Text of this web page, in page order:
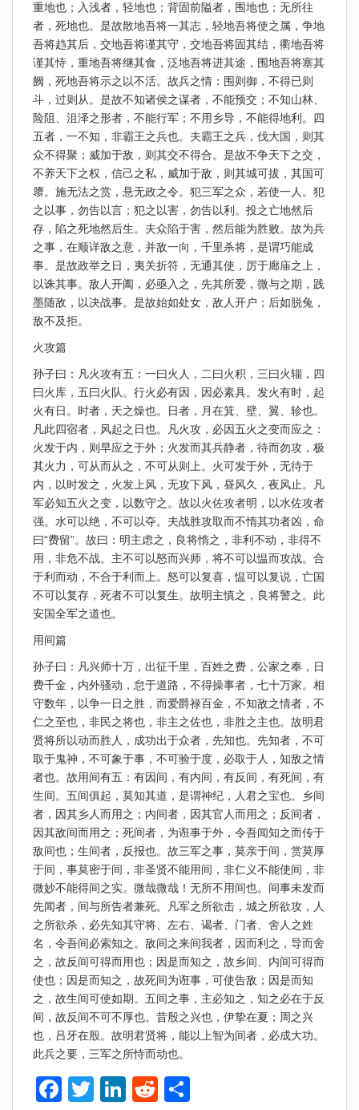
重地也；入浅者，轻地也；背固前隘者，围地也；无所往
者，死地也。是故散地吾将一其志，轻地吾将使之属，争地
吾将趋其后，交地吾将谨其守，交地吾将固其结，衢地吾将
谨其恃，重地吾将继其食，泛地吾将进其途，围地吾将塞其
阙，死地吾将示之以不活。故兵之情：围则御，不得已则
斗，过则从。是故不知诸侯之谋者，不能预交；不知山林、
险阻、沮泽之形者，不能行军；不用乡导，不能得地利。四
五者，一不知，非霸王之兵也。夫霸王之兵，伐大国，则其
众不得聚；威加于敌，则其交不得合。是故不争天下之交，
不养天下之权，信己之私，威加于敌，则其城可拔，其国可
隳。施无法之赏，悬无政之令。犯三军之众，若使一人。犯
之以事，勿告以言；犯之以害，勿告以利。投之亡地然后
存，陷之死地然后生。夫众陷于害，然后能为胜败。故为兵
之事，在顺详敌之意，并敌一向，千里杀将，是谓巧能成
事。是故政举之日，夷关折符，无通其使，厉于廊庙之上，
以诛其事。敌人开阖，必亟入之，先其所爱，微与之期，践
墨随敌，以决战事。是故始如处女，敌人开户；后如脱兔，
敌不及拒。
火攻篇
孙子曰：凡火攻有五：一曰火人，二曰火积，三曰火辎，四
曰火库，五曰火队。行火必有因，因必素具。发火有时，起
火有日。时者，天之燥也。日者，月在箕、壁、翼、轸也。
凡此四宿者，风起之日也。凡火攻，必因五火之变而应之：
火发于内，则早应之于外；火发而其兵静者，待而勿攻，极
其火力，可从而从之，不可从则上。火可发于外，无待于
内，以时发之，火发上风，无攻下风，昼风久，夜风止。凡
军必知五火之变，以数守之。故以火佐攻者明，以水佐攻者
强。水可以绝，不可以夺。夫战胜攻取而不惰其功者凶，命
曰“费留”。故曰：明主虑之，良将惰之，非利不动，非得不
用，非危不战。主不可以怒而兴师，将不可以愠而攻战。合
于利而动，不合于利而上。怒可以复喜，愠可以复说，亡国
不可以复存，死者不可以复生。故明主慎之，良将警之。此
安国全军之道也。
用间篇
孙子曰：凡兴师十万，出征千里，百姓之费，公家之奉，日
费千金，内外骚动，怠于道路，不得操事者，七十万家。相
守数年，以争一日之胜，而爱爵禄百金，不知敌之情者，不
仁之至也，非民之将也，非主之佐也，非胜之主也。故明君
贤将所以动而胜人，成功出于众者，先知也。先知者，不可
取于鬼神，不可象于事，不可验于度，必取于人，知敌之情
者也。故用间有五：有因间，有内间，有反间，有死间，有
生间。五间俱起，莫知其道，是谓神纪，人君之宝也。乡间
者，因其乡人而用之；内间者，因其官人而用之；反间者，
因其敌间而用之；死间者，为诳事于外，令吾闻知之而传于
敌间也；生间者，反报也。故三军之事，莫亲于间，赏莫厚
于间，事莫密于间，非圣贤不能用间，非仁义不能使间，非
微妙不能得间之实。微哉微哉！无所不用间也。间事未发而
先闻者，间与所告者兼死。凡军之所欲击，城之所欲攻，人
之所欲杀，必先知其守将、左右、谒者、门者、舍人之姓
名，令吾间必索知之。敌间之来间我者，因而利之，导而舍
之，故反间可得而用也；因是而知之，故乡间、内间可得而
使也；因是而知之，故死间为诳事，可使告敌；因是而知
之，故生间可使如期。五间之事，主必知之，知之必在于反
间，故反间不可不厚也。昔殷之兴也，伊挚在夏；周之兴
也，吕牙在殷。故明君贤将，能以上智为间者，必成大功。
此兵之要，三军之所恃而动也。
F
T
Li
R